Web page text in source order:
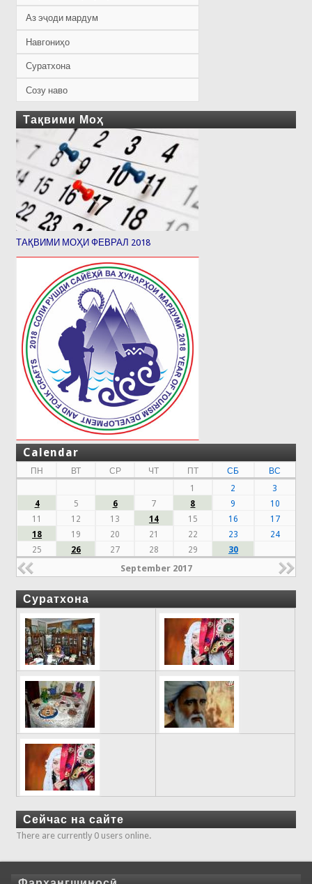
Аз эҷоди мардум
Навгониҳо
Суратхона
Созу наво
Тақвими Моҳ
ТАҚВИМИ МОҲИ ФЕВРАЛ 2018
Calendar
ПН ВТ СР ЧТ ПТ СБ
ВС
1
2
3
4
5 6 7 8 9
10
11
12 13 14 15 16
17
18
19 20 21 22 23
24
25
26 27 28 29 30
September 2017
Суратхона
Сейчас на сайте
There are currently 0 users online.